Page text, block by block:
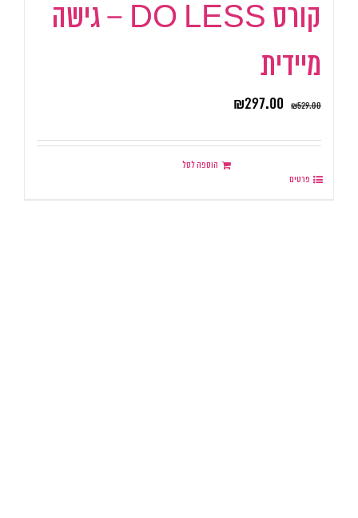
קורס DO LESS – גישה
מיידית
₪529.00
₪297.00
הוספה לסל
פרטים